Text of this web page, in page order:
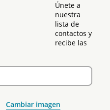
Únete a
nuestra
lista de
contactos y
recibe las
Cambiar imagen